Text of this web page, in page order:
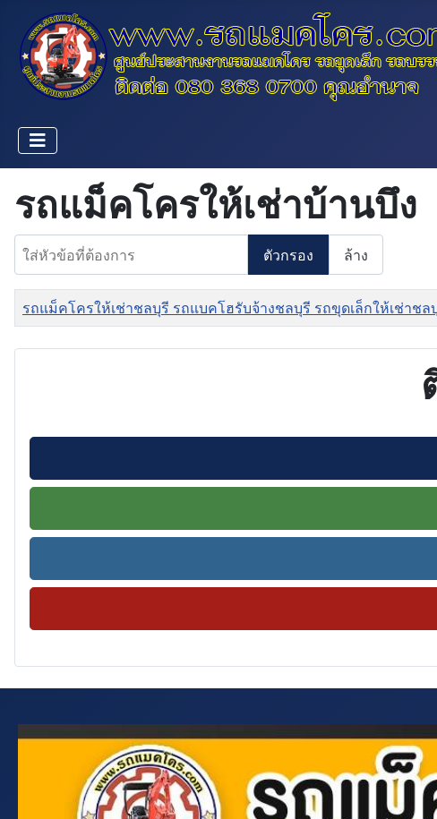
รถแม็คโครให้เช่าบ้านบึง
ใส่หัวข้อที่ต้องการ
ตัวกรอง ล้าง
ชื่อ
รถแม็คโครให้เช่าชลบุรี รถแบคโฮรับจ้างชลบุรี รถขุดเล็กให้เช่าช